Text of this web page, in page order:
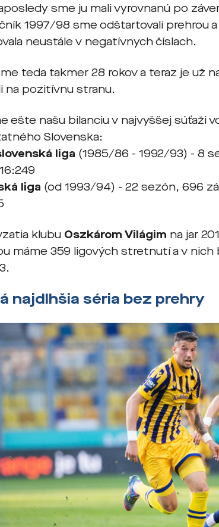
sme ju mali vyrovnanú po
1997/98 sme odštartovali prehrou
neustále v negatívnych číslach.
teda takmer 28 rokov a teraz je už
na pozitívnu stranu.
ešte našu bilanciu v najvyššej súťaži
Slovenska:
liga (1985/86 - 1992/93) - 8
liga (od 1993/94) - 22 sezón, 696
klubu Oszkárom Világim na jar
máme 359 ligových stretnutí a v nich
najdlhšia séria bez prehry